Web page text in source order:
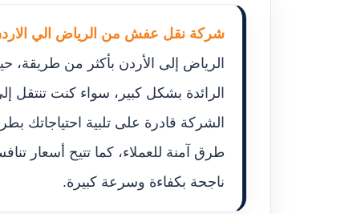
شركة نقل عفش من الرياض الي
الرياض إلى الأردن بأكثر من طريقة،
الرائدة بشكل كبير، سواء كنت تنتقل
الشركة قادرة على تلبية احتياجاتك
طرق آمنة للعملاء، كما تتيح أسعار
ناجحة بكفاءة وسرعة كبيرة.